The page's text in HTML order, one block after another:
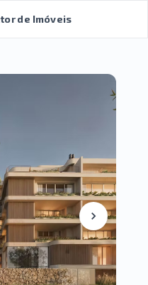
de Imóveis